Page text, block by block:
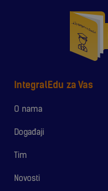
IntegralEdu za Vas
O nama
Događaji
Tim
Novosti